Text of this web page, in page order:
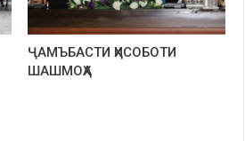
ҶАМЪБАСТИ ҲИСОБОТИ
ШАШМОҲА